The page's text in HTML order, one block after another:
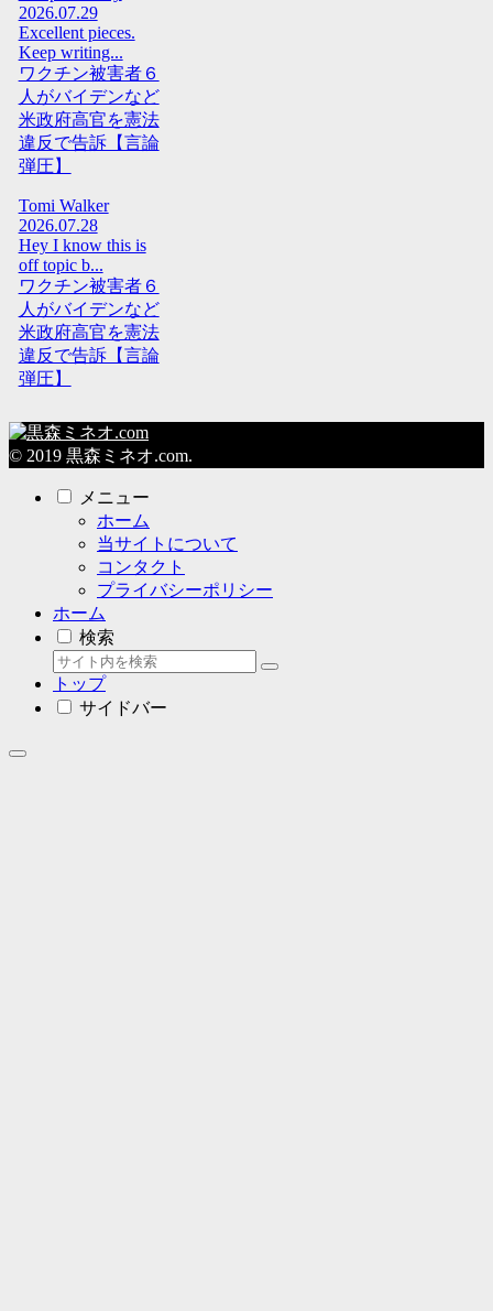
2026.07.29
Excellent pieces.
Keep writing...
ワクチン被害者６
人がバイデンなど
米政府高官を憲法
違反で告訴【言論
弾圧】
Tomi Walker
2026.07.28
Hey I know this is
off topic b...
ワクチン被害者６
人がバイデンなど
米政府高官を憲法
違反で告訴【言論
弾圧】
© 2019 黒森ミネオ.com.
メニュー
ホーム
当サイトについて
コンタクト
プライバシーポリシー
ホーム
検索
トップ
サイドバー